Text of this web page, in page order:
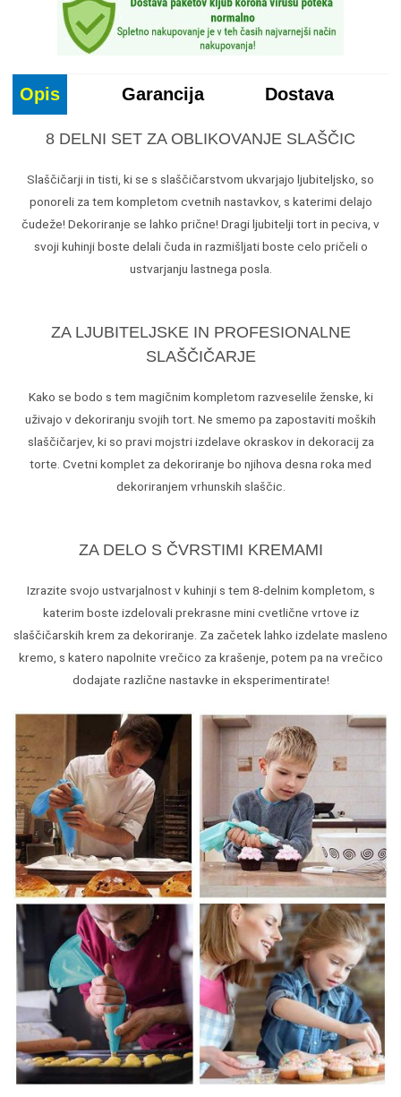
Opis Garancija Dostava
8 DELNI SET ZA OBLIKOVANJE SLAŠČIC
Slaščičarji in tisti, ki se s slaščičarstvom ukvarjajo ljubiteljsko, so
ponoreli za tem kompletom cvetnih nastavkov, s katerimi delajo
čudeže! Dekoriranje se lahko prične! Dragi ljubitelji tort in peciva, v
svoji kuhinji boste delali čuda in razmišljati boste celo pričeli o
ustvarjanju lastnega posla.
ZA LJUBITELJSKE IN PROFESIONALNE
SLAŠČIČARJE
Kako se bodo s tem magičnim kompletom razveselile ženske, ki
uživajo v dekoriranju svojih tort. Ne smemo pa zapostaviti moških
slaščičarjev, ki so pravi mojstri izdelave okraskov in dekoracij za
torte. Cvetni komplet za dekoriranje bo njihova desna roka med
dekoriranjem vrhunskih slaščic.
ZA DELO S ČVRSTIMI KREMAMI
Izrazite svojo ustvarjalnost v kuhinji s tem 8-delnim kompletom, s
katerim boste izdelovali prekrasne mini cvetlične vrtove iz
slaščičarskih krem za dekoriranje. Za začetek lahko izdelate masleno
kremo, s katero napolnite vrečico za krašenje, potem pa na vrečico
dodajate različne nastavke in eksperimentirate!